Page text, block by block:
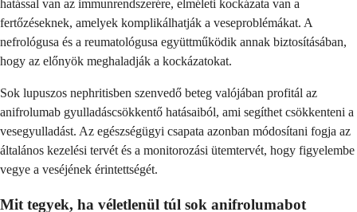
hatással van az immunrendszerére, elméleti kockázata van a
fertőzéseknek, amelyek komplikálhatják a veseproblémákat. A
nefrológusa és a reumatológusa együttműködik annak biztosításában,
hogy az előnyök meghaladják a kockázatokat.
Sok lupuszos nephritisben szenvedő beteg valójában profitál az
anifrolumab gyulladáscsökkentő hatásaiból, ami segíthet csökkenteni a
vesegyulladást. Az egészségügyi csapata azonban módosítani fogja az
általános kezelési tervét és a monitorozási ütemtervét, hogy figyelembe
vegye a veséjének érintettségét.
Mit tegyek, ha véletlenül túl sok anifrolumabot